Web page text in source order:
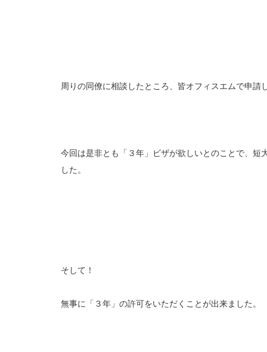
周りの同僚に相談したところ、皆オフィスエムで申
今回は是非とも「３年」ビザが欲しいとのことで、
した。
そして！
無事に「３年」の許可をいただくことが出来ました。